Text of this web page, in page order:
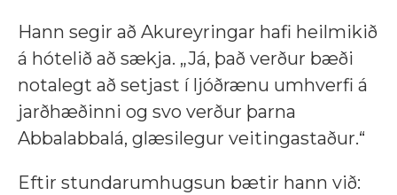
Hann segir að Akureyringar hafi heilmikið
á hótelið að sækja. „Já, það verður bæði
notalegt að setjast í ljóðrænu umhverfi á
jarðhæðinni og svo verður þarna
Abbalabbalá, glæsilegur veitingastaður.“
Eftir stundarumhugsun bætir hann við: